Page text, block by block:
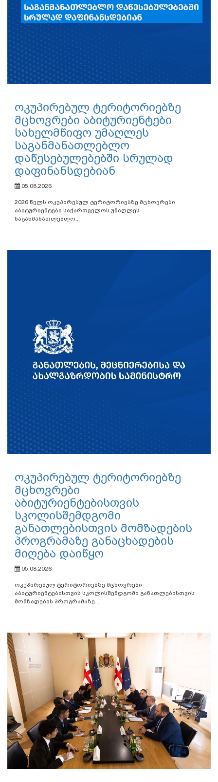
ოკუპირებულ ტერიტორიებზე
მცხოვრები აბიტურიენტები
სახელმწიფო უმაღლეს
საგანმანათლებლო
დაწესებულებებში სრულად
დაფინანსდებიან
05.08.2026
2026 წელს ოკუპირებულ ტერიტორიებზე მცხოვრები
აბიტურიენტები საქართველოს უმაღლეს
საგანმანათლებლო...
ოკუპირებულ ტერიტორიებზე
მცხოვრები
აბიტურიენტებისთვის
სკოლისშემდგომი
განათლებისთვის მომზადების
პროგრამაზე განაცხადების
მიღება დაიწყო
05.08.2026
ოკუპირებულ ტერიტორიებზე მცხოვრები
აბიტურიენტებისთვის სკოლისშემდგომი განათლებისთვის
მომზადების პროგრამაზე...